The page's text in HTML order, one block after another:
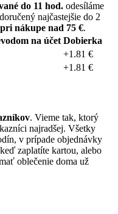
do 11 hod. odesíláme
najčastejšie do 2
nákupe nad 75 €.
na účet Dobierka
+1.81 €
+1.81 €
. Vieme tak, ktorý
najradšej. Všetky
v prípade objednávky
zaplatíte kartou, alebo
oblečenie doma už